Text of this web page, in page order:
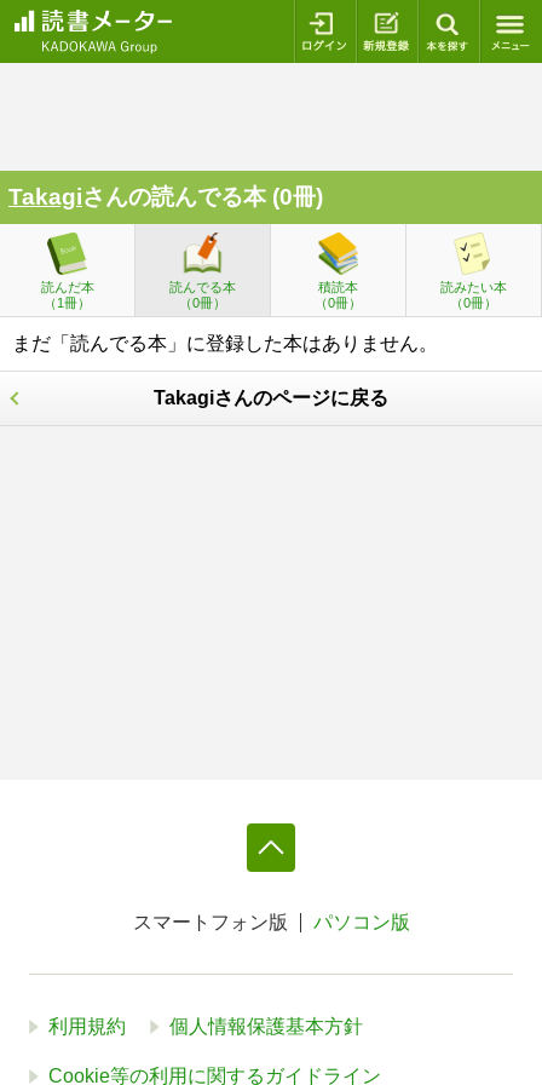
ログイン 新規登録
Takagiさんの読んでる本 (0冊)
読んだ本
（1冊）
読んでる本
（0冊）
積読本
（0冊）
読みたい本
（0冊）
まだ「読んでる本」に登録した本はありません。
Takagiさんのページに戻る
スマートフォン版 パソコン版
利用規約 個人情報保護基本方針
Cookie等の利用に関するガイドライン